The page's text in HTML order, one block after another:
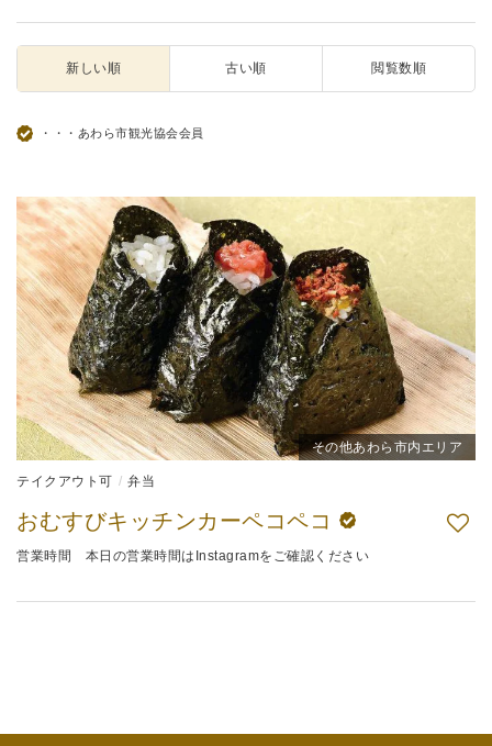
新しい順 古い順 閲覧数順
・・・あわら市観光協会会員
その他あわら市内エリア
テイクアウト可 弁当
おむすびキッチンカーペコペコ
営業時間 本日の営業時間はInstagramをご確認ください